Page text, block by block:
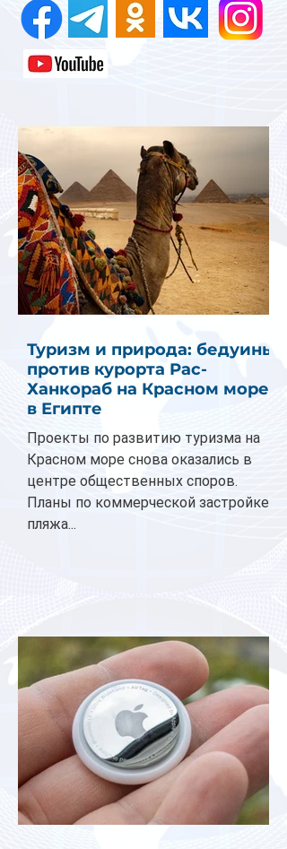
Туризм и природа: бедуины
против курорта Рас-
Ханкораб на Красном море
в Египте
Проекты по развитию туризма на
Красном море снова оказались в
центре общественных споров.
Планы по коммерческой застройке
пляжа...